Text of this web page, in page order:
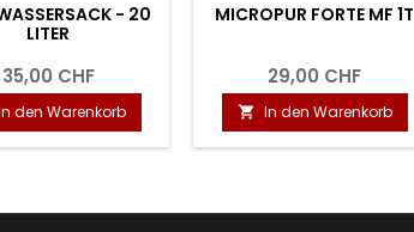
- 20
LITER
35,00 CHF
den Warenkorb
MICROPUR FORTE MF 1T
29,00 CHF
 In den Warenkorb